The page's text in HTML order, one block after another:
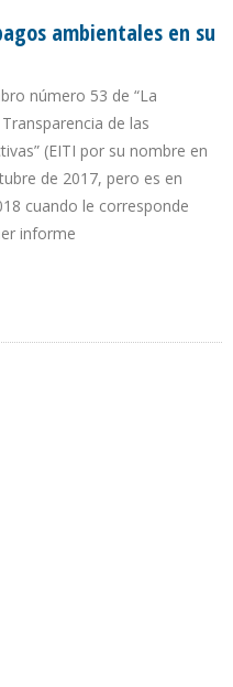
ambientales en su
número 53 de “La
de las
(EITI por su nombre en
de 2017, pero es en
cuando le corresponde
informe